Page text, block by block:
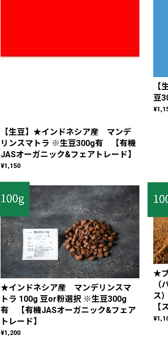
【生豆】★インドネシア産 マンデ
リンスマトラ ※生豆300g有 【有機
JASオーガニック&フェアトレード】
¥1,150
豆
★インドネシア産 マンデリンスマ
トラ 100g 豆or粉選択 ※生豆300g
有 【有機JASオーガニック&フェア
トレード】
¥1,200
★
（
ス
【